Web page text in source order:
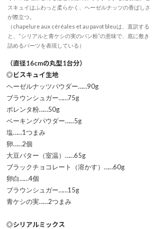
スキュイはふわっと柔らかく、ヘーゼルナッツの香ばしさ
が際立つ。
（chapelure aux céréales et au pavot bleuは、直訳する
と、“シリアルと青ケシの実のパン粉”の意味で、底に敷き
詰めるパーツを表現している）
（直径16cmの丸型1台分）
◎ビスキュイ生地
ヘーゼルナッツパウダー……90g
ブラウンシュガー……75g
ポレンタ粉……50g
ベーキングパウダー……5g
塩……1つまみ
卵……2個
大豆バター（室温）……65g
ブラックチョコレート（溶かす）……60g
卵白……4個
ブラウンシュガー……15g
青ケシの実……2つまみ
◎シリアルミックス